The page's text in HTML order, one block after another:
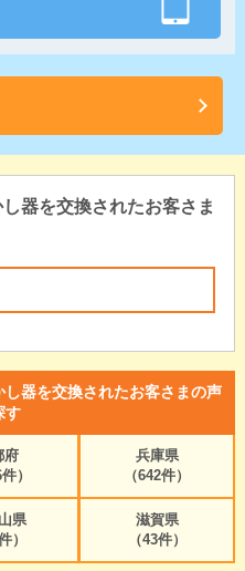
器を交換されたお客さま
器を交換されたお客さまの声
す
府
）
兵庫県
（642件）
県
）
滋賀県
（43件）